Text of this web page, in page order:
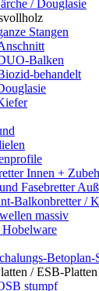
/ Douglasie
Stangen
Balken
behandelt
Innen +
Fasebretter
Balkonbretter /
massiv
Betoplan-
/ ESB-Platten
stumpf